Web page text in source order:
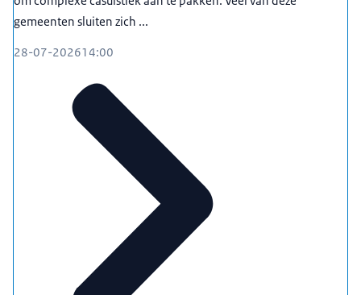
hoe meer mooie oplossingen er zijn. Die dan weer
Anneke Ensink - gemeente Amsterdam:
Maatwerkloket belangrijk, omdat ik zie dat je in de
praktijk heel vaak in situaties komt waarin mensen
toch hele andere dingen doen dan het systeem en
het systeem dat niet kan oplossen. En door naar
het Loket te gaan kan je wel het systeem
Christel van Zelst - Regievoerder PMM Maatwerkloket:
Mensen komen altijd bij ons omdat ze vaak
gemeenten sluiten zich ...
28-07-202614:00